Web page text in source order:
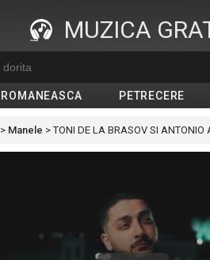
MUZICA
ROMANEASCA PETRECERE
> Manele >TONI DE LA BRASOV SI